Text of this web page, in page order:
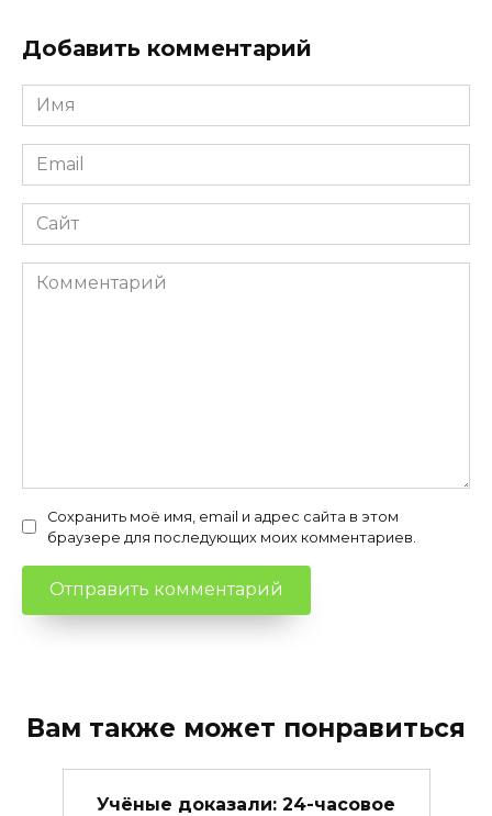
Добавить комментарий
Имя
*
Email
*
Сайт
Комментарий
Сохранить моё имя, email и адрес сайта в этом
браузере для последующих моих комментариев.
Вам также может понравиться
Учёные доказали: 24-часовое